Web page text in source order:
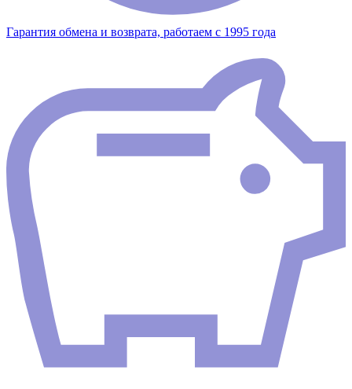
Гарантия обмена и возврата, работаем с 1995 года